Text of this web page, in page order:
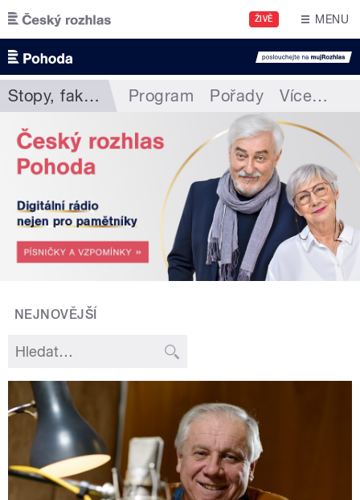
Přejít k hlavnímu obsahu
ŽIVĚ MENU
Stopy, fakta, tajemství... Program Pořady Více…
NEJNOVĚJŠÍ